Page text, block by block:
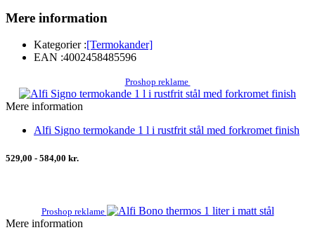
Mere information
Kategorier :[Termokander]
EAN :4002458485596
Proshop reklame
Mere information
Alfi Signo termokande 1 l i rustfrit stål med forkromet finish
529,00 - 584,00 kr.
Proshop reklame
Mere information